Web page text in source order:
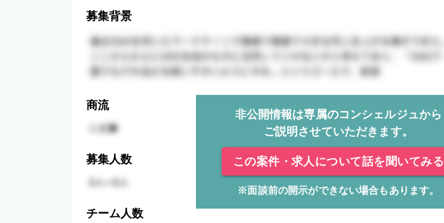
募集背景
商流
非公開情報は専属のコンシェルジュから
ご説明させていただきます。
この案件・求人について話を聞いてみる
※面談前の開示ができない場合もあります。
募集人数
チーム人数